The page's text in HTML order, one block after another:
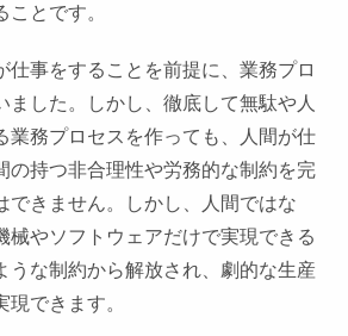
ことです。
仕事をすることを前提に、業務プロ
ました。しかし、徹底して無駄や人
業務プロセスを作っても、人間が仕
の持つ非合理性や労務的な制約を完
できません。しかし、人間ではな
械やソフトウェアだけで実現できる
うな制約から解放され、劇的な生産
できます。